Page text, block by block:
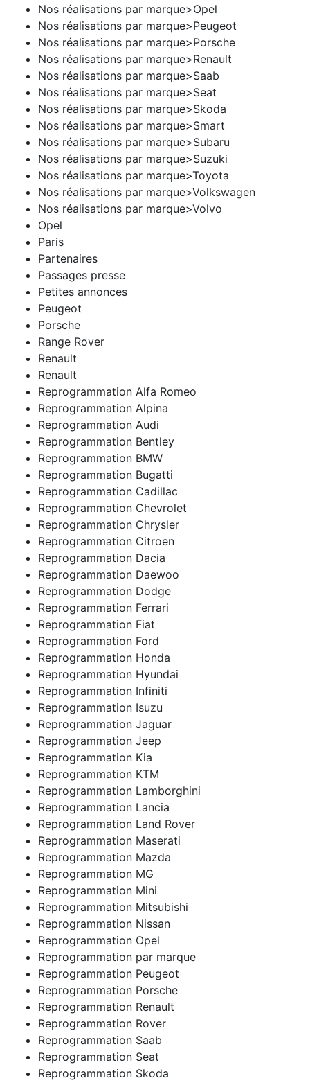
Nos réalisations par marque>Opel
Nos réalisations par marque>Peugeot
Nos réalisations par marque>Porsche
Nos réalisations par marque>Renault
Nos réalisations par marque>Saab
Nos réalisations par marque>Seat
Nos réalisations par marque>Skoda
Nos réalisations par marque>Smart
Nos réalisations par marque>Subaru
Nos réalisations par marque>Suzuki
Nos réalisations par marque>Toyota
Nos réalisations par marque>Volkswagen
Nos réalisations par marque>Volvo
Opel
Paris
Partenaires
Passages presse
Petites annonces
Peugeot
Porsche
Range Rover
Renault
Renault
Reprogrammation Alfa Romeo
Reprogrammation Alpina
Reprogrammation Audi
Reprogrammation Bentley
Reprogrammation BMW
Reprogrammation Bugatti
Reprogrammation Cadillac
Reprogrammation Chevrolet
Reprogrammation Chrysler
Reprogrammation Citroen
Reprogrammation Dacia
Reprogrammation Daewoo
Reprogrammation Dodge
Reprogrammation Ferrari
Reprogrammation Fiat
Reprogrammation Ford
Reprogrammation Honda
Reprogrammation Hyundai
Reprogrammation Infiniti
Reprogrammation Isuzu
Reprogrammation Jaguar
Reprogrammation Jeep
Reprogrammation Kia
Reprogrammation KTM
Reprogrammation Lamborghini
Reprogrammation Lancia
Reprogrammation Land Rover
Reprogrammation Maserati
Reprogrammation Mazda
Reprogrammation MG
Reprogrammation Mini
Reprogrammation Mitsubishi
Reprogrammation Nissan
Reprogrammation Opel
Reprogrammation par marque
Reprogrammation Peugeot
Reprogrammation Porsche
Reprogrammation Renault
Reprogrammation Rover
Reprogrammation Saab
Reprogrammation Seat
Reprogrammation Skoda